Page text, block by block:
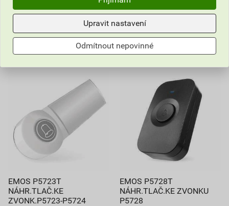
278,32 Kč celkem s DPH
Do košíku
249,33 Kč celkem s DPH
EMOS P5723T
NÁHR.TLAČ.KE
ZVONK.P5723-P5724
EMOS P5728T
NÁHR.TLAČ.KE ZVONKU
P5728
Upravit nastavení
Odmítnout nepovinné